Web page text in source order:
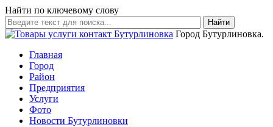
Найти по ключевому слову
Найти
Город Бутурлиновка.
Главная
Город
Район
Предприятия
Услуги
Фото
Новости Бутурлиновки